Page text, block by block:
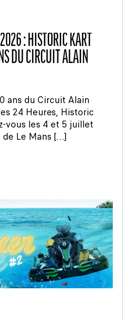
: HISTORIC KART
DU CIRCUIT ALAIN
ans du Circuit Alain
24 Heures, Historic
vous les 4 et 5 juillet
Le Mans […]